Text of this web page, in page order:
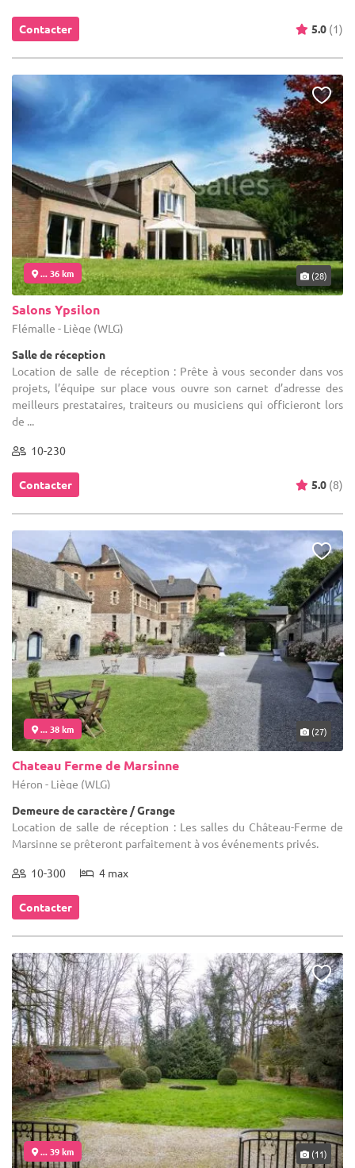
Contacter 5.0 (1)
... 36 km (28)
Salons Ypsilon
Flémalle - Liège (WLG)
Salle de réception
Location de salle de réception : Prête à vous seconder dans vos
projets, l’équipe sur place vous ouvre son carnet d’adresse des
meilleurs prestataires, traiteurs ou musiciens qui officieront lors
de ...
10-230
Contacter 5.0 (8)
... 38 km (27)
Chateau Ferme de Marsinne
Héron - Liège (WLG)
Demeure de caractère / Grange
Location de salle de réception : Les salles du Château-Ferme de
Marsinne se prêteront parfaitement à vos événements privés.
10-300 4 max
Contacter
... 39 km (11)